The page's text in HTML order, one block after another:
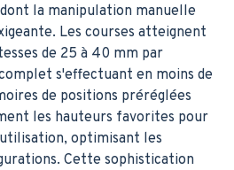
la manipulation manuelle
Les courses atteignent
de 25 à 40 mm par
s'effectuant en moins de
de positions préréglées
les hauteurs favorites pour
optimisant les
Cette sophistication